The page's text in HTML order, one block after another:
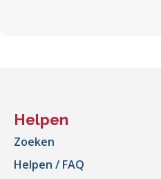
Helpen
Zoeken
Helpen / FAQ